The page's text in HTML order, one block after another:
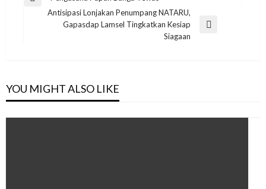
Previous
Antisipasi Lonjakan Penumpang NATARU,
Gapasdap Lamsel Tingkatkan Kesiap
Siagaan
YOU MIGHT ALSO LIKE